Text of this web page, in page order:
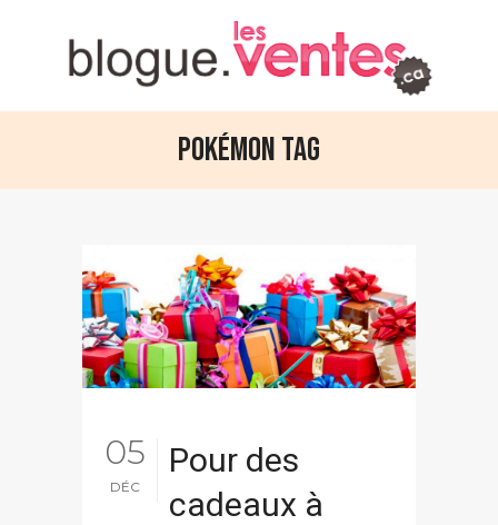
Pokémon Tag
05
DÉC
Pour des
cadeaux à